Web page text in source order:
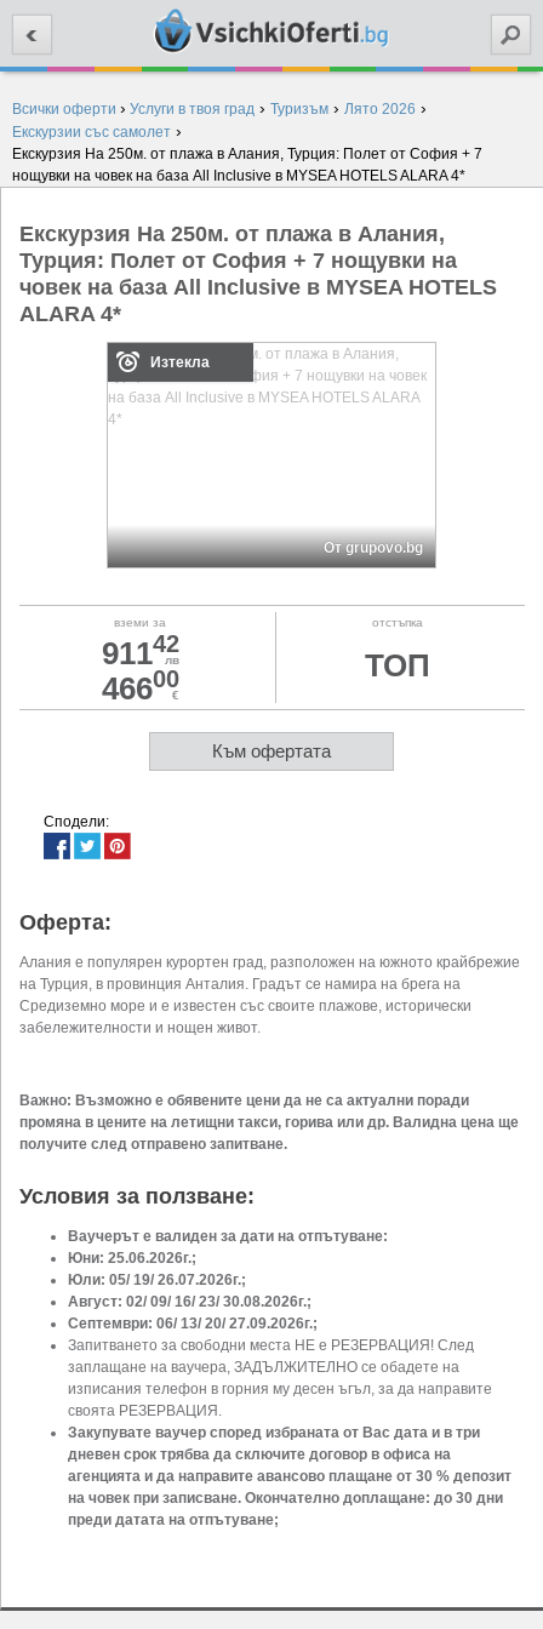
Всички оферти › Услуги в твоя град › Туризъм › Лято 2026 ›
Екскурзии със самолет ›
Екскурзия На 250м. от плажа в Алания, Турция: Полет от София + 7
нощувки на човек на база All Inclusive в MYSEA HOTELS ALARA 4*
Екскурзия На 250м. от плажа в Алания,
Турция: Полет от София + 7 нощувки на
човек на база All Inclusive в MYSEA HOTELS
ALARA 4*
Изтекла
От grupovo.bg
вземи за
91142
лв
46600
€
отстъпка
ТОП
Към офертата
Сподели:
Оферта:
Алания е популярен курортен град, разположен на южното крайбрежие
на Турция, в провинция Анталия. Градът се намира на брега на
Средиземно море и е известен със своите плажове, исторически
забележителности и нощен живот.
Важно: Възможно е обявените цени да не са актуални поради
промяна в цените на летищни такси, горива или др. Валидна цена ще
получите след отправено запитване.
Условия за ползване:
Ваучерът е валиден за дати на отпътуване:
Юни: 25.06.2026г.;
Юли: 05/ 19/ 26.07.2026г.;
Август: 02/ 09/ 16/ 23/ 30.08.2026г.;
Септември: 06/ 13/ 20/ 27.09.2026г.;
Запитването за свободни места НЕ е РЕЗЕРВАЦИЯ! След
заплащане на ваучера, ЗАДЪЛЖИТЕЛНО се обадете на
изписания телефон в горния му десен ъгъл, за да направите
своята РЕЗЕРВАЦИЯ.
Закупувате ваучер според избраната от Вас дата и в три
дневен срок трябва да сключите договор в офиса на
агенцията и да направите авансово плащане от 30 % депозит
на човек при записване. Окончателно доплащане: до 30 дни
преди датата на отпътуване;